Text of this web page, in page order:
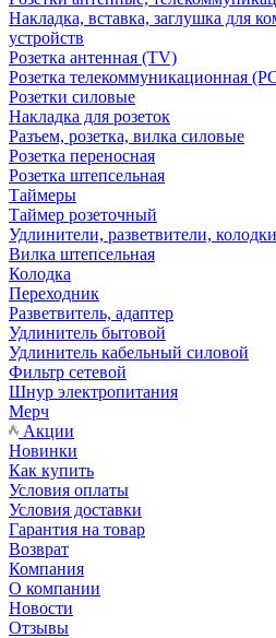
Накладка, вставка, заглушка для
устройств
Розетка антенная (TV)
Розетка телекоммуникационная
Розетки силовые
Накладка для розеток
Разъем, розетка, вилка силовые
Розетка переносная
Розетка штепсельная
Таймеры
Таймер розеточный
Удлинители, разветвители,
Вилка штепсельная
Колодка
Переходник
Разветвитель, адаптер
Удлинитель бытовой
Удлинитель кабельный силовой
Фильтр сетевой
Шнур электропитания
Мерч
Акции
Новинки
Как купить
Условия оплаты
Условия доставки
Гарантия на товар
Возврат
Компания
О компании
Новости
Отзывы